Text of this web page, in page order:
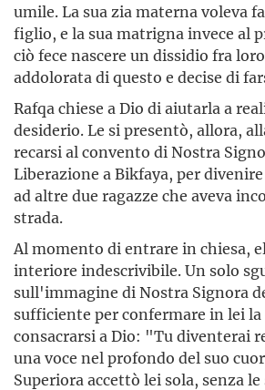
umile. La sua zia materna voleva
figlio, e la sua matrigna invece al
ciò fece nascere un dissidio fra
addolorata di questo e decise di
Rafqa chiese a Dio di aiutarla a
desiderio. Le si presentò, allora,
recarsi al convento di Nostra
Liberazione a Bikfaya, per
ad altre due ragazze che aveva
strada.
Al momento di entrare in chiesa,
interiore indescrivibile. Un solo
sull'immagine di Nostra Signora
sufficiente per confermare in lei la
consacrarsi a Dio: "Tu diventerai
una voce nel profondo del suo
Superiora accettò lei sola, senza le